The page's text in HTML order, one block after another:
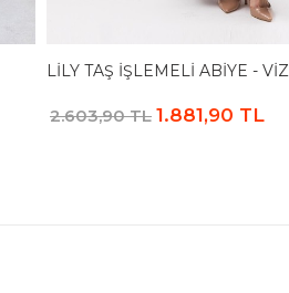
LILY TAŞ İŞLEMELI ABIYE -
2.603,90 TL 1.881,90 TL